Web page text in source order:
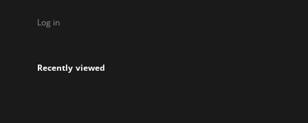
Log in
Recently viewed